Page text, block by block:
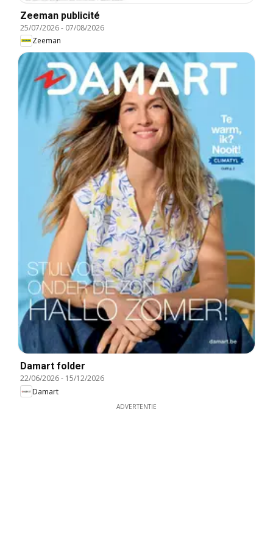
Zeeman publicité
25/07/2026- 07/08/2026
Zeeman
Damart folder
22/06/2026- 15/12/2026
Damart
ADVERTENTIE